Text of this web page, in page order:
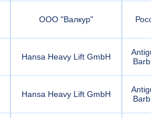
ООО "Валкур"
Hansa Heavy Lift GmbH
Hansa Heavy Lift GmbH